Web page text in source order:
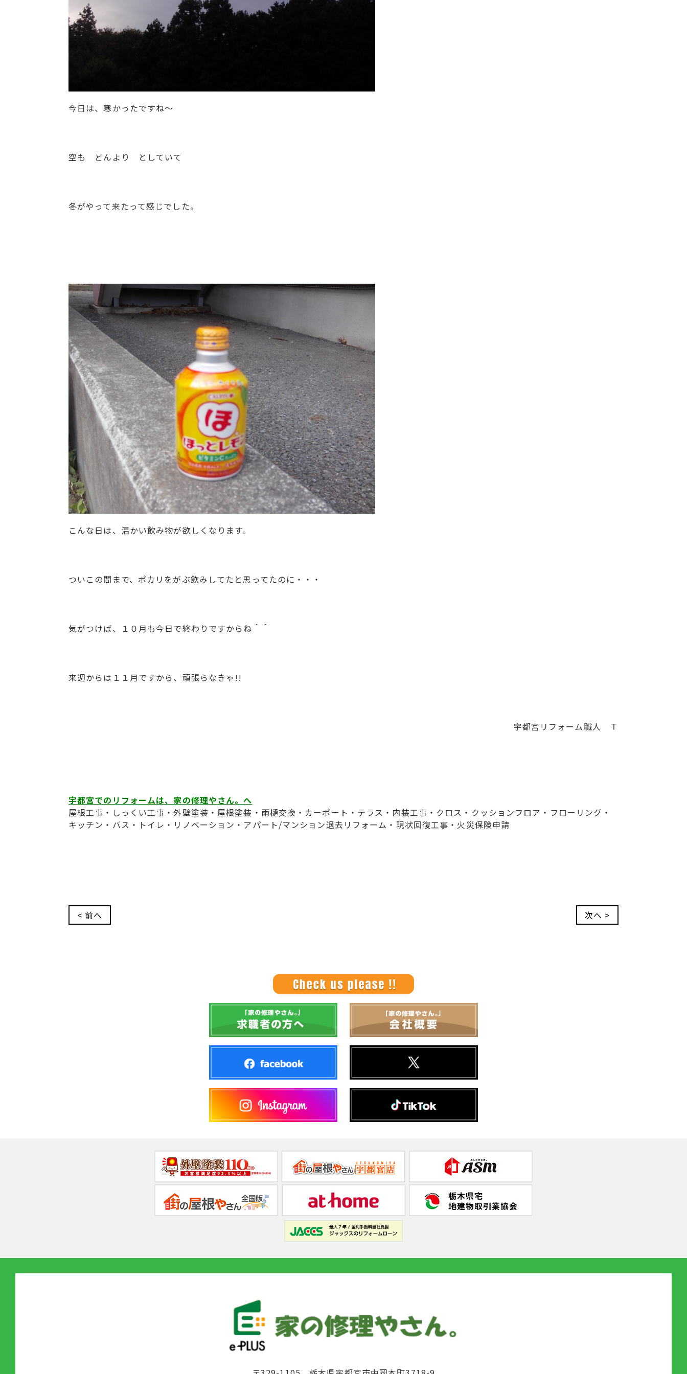
今日は、寒かったですね～
空も どんより としていて
冬がやって来たって感じでした。
こんな日は、温かい飲み物が欲しくなります。
ついこの間まで、ポカリをがぶ飲みしてたと思ってたのに・・・
気がつけば、１０月も今日で終わりですからね＾＾
来週からは１１月ですから、頑張らなきゃ!!
宇都宮リフォーム職人 Ｔ
宇都宮でのリフォームは、家の修理やさん。へ
屋根工事・しっくい工事・外壁塗装・屋根塗装・雨樋交換・カーポート・テラス・内装工事・クロス・クッションフロア・フローリング・
キッチン・バス・トイレ・リノベーション・アパート/マンション退去リフォーム・現状回復工事・火災保険申請
< 前へ 次へ >